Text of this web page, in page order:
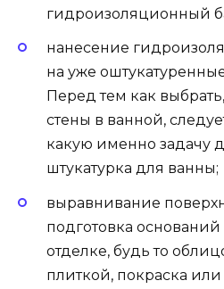
гидроизоляционный
нанесение
на уже
Перед тем как
стены в ванной,
какую именно задачу
штукатурка для ванны;
выравнивание
подготовка
отделке, будь то
плиткой, покраска